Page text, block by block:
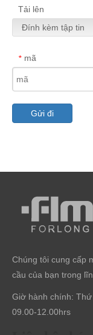
Tải lên
Đính kèm tập tin
* mã
Gửi đi
Chúng tôi cung cấp
cầu của bạn trong
Giờ hành chính:
09.00-12.00hrs